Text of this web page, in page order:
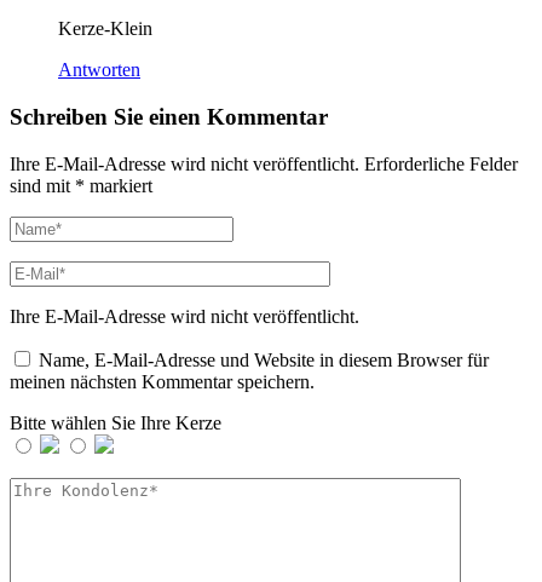
Kerze-Klein
Antworten
Schreiben Sie einen Kommentar
Ihre E-Mail-Adresse wird nicht veröffentlicht. Erforderliche Felder
sind mit * markiert
Ihre E-Mail-Adresse wird nicht veröffentlicht.
Name, E-Mail-Adresse und Website in diesem Browser für
meinen nächsten Kommentar speichern.
Bitte wählen Sie Ihre Kerze